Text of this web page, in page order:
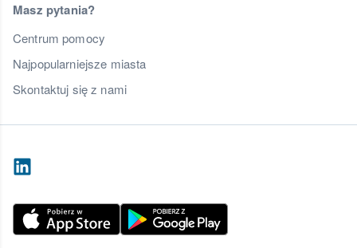
Masz pytania?
Centrum pomocy
Najpopularniejsze miasta
Skontaktuj się z nami